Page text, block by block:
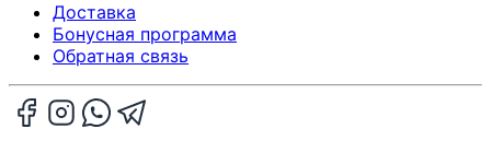
Доставка
Бонусная программа
Обратная связь